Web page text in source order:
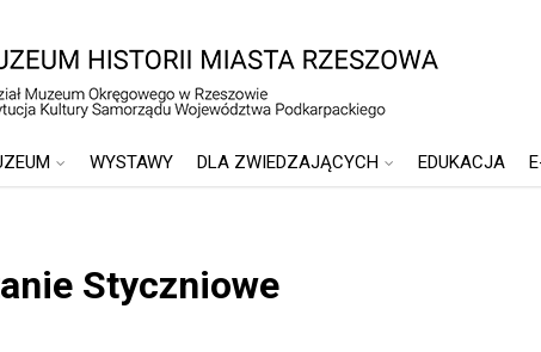
WYSTAWY DLA ZWIEDZAJĄCYCH EDUKACJA
Styczniowe